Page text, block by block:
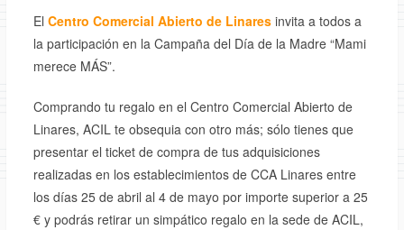
El Centro Comercial Abierto de Linaresinvita a todos a
la participación en la Campaña del Día de la Madre “Mami
merece MÁS”.
Comprando tu regalo en el Centro Comercial Abierto de
Linares, ACIL te obsequia con otro más; sólo tienes que
presentar el ticket de compra de tus adquisiciones
realizadas en los establecimientos de CCA Linares entre
los días 25 de abril al 4 de mayo por importe superior a 25
€ y podrás retirar un simpático regalo en la sede de ACIL,